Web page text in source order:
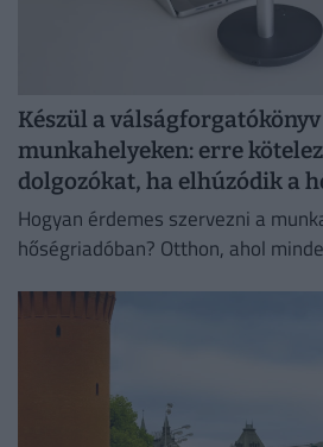
Készül a
munkahelyeken: erre
dolgozókat, ha elhúzódik a
Hogyan érdemes szervezni a
hőségriadóban? Otthon, ahol
irodaházban, ahol a hűtés